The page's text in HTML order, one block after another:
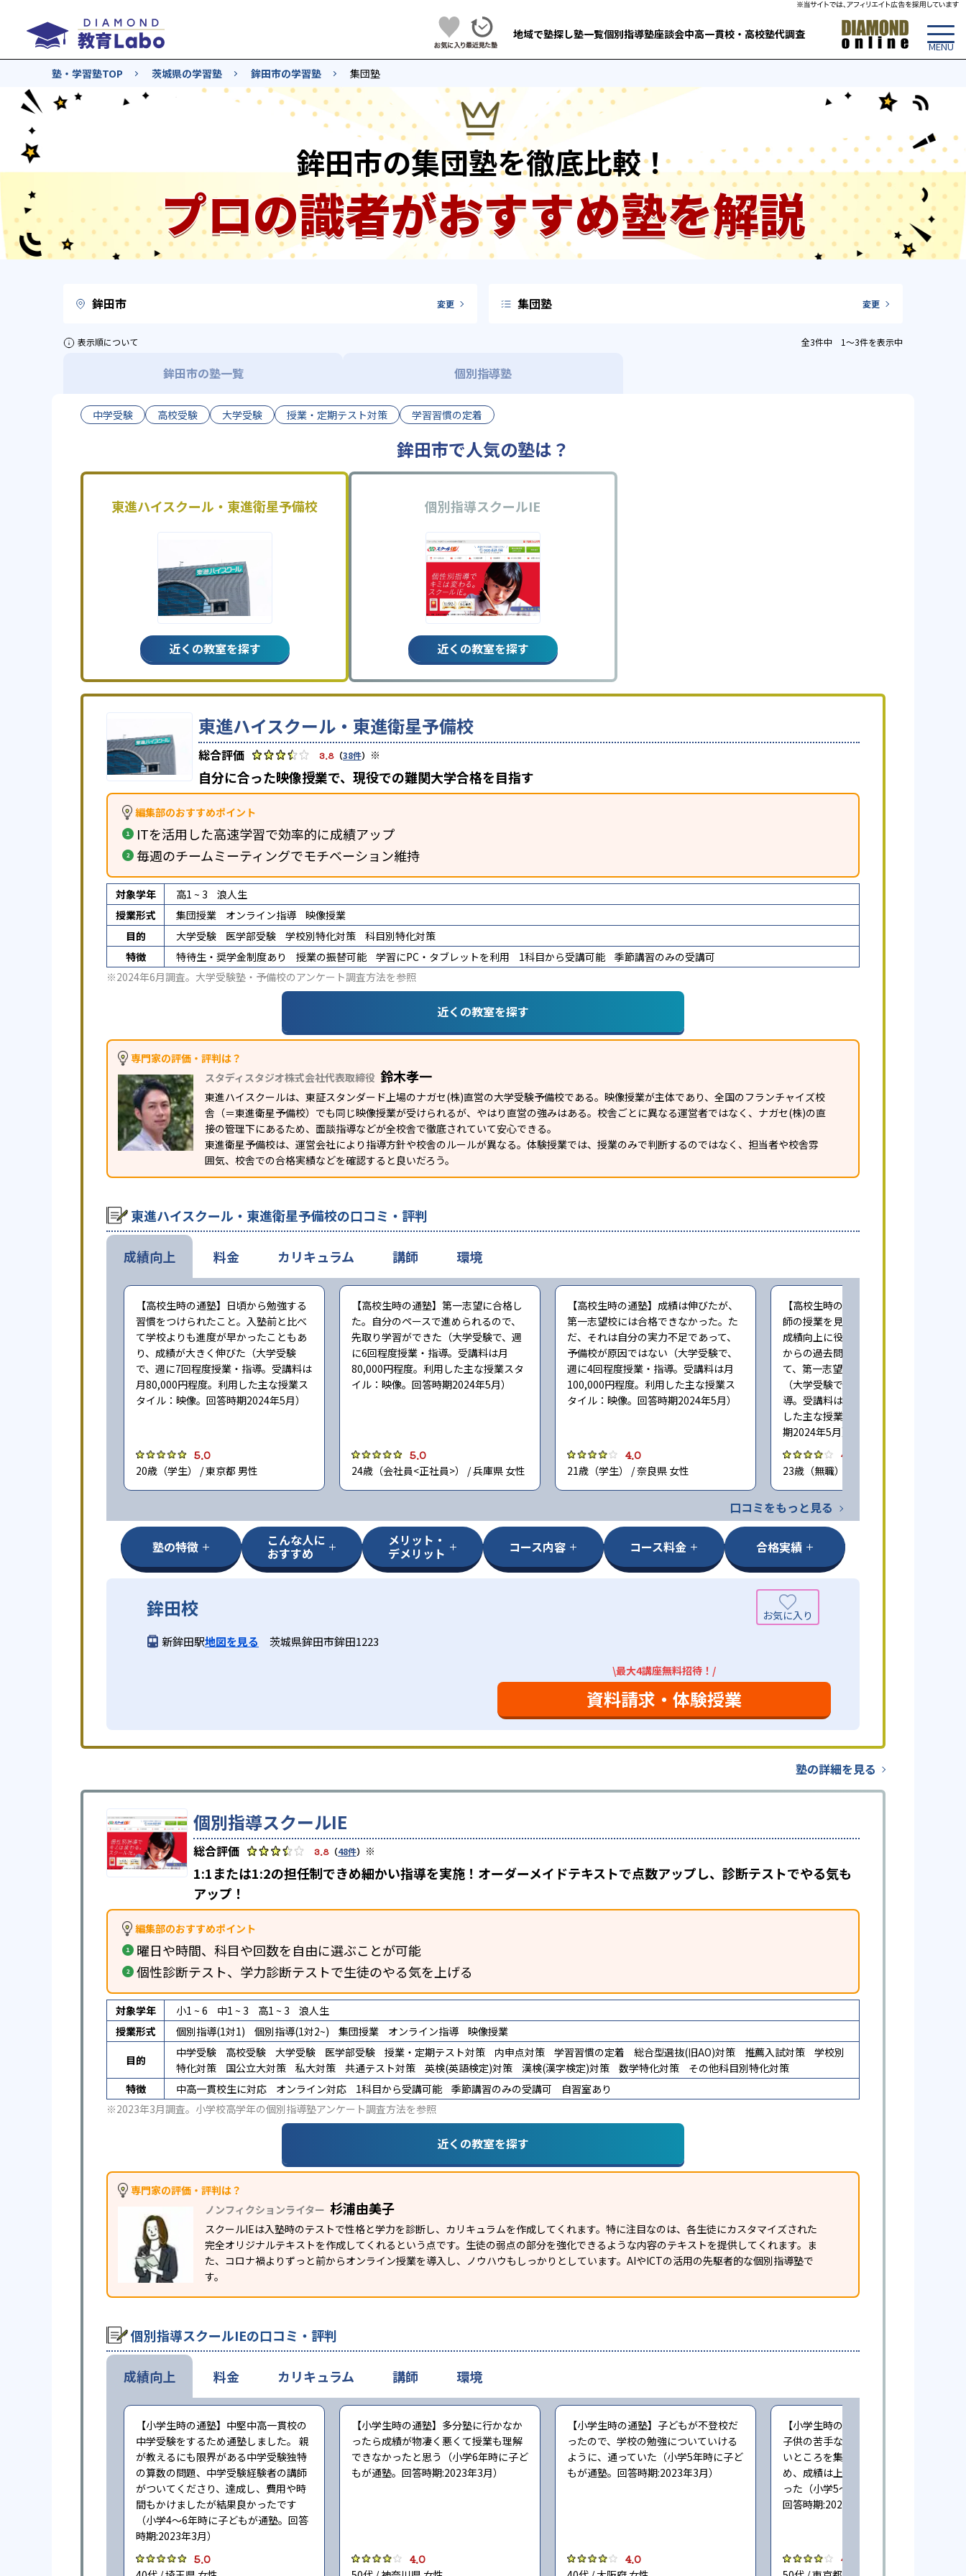
地域で塾探し塾一覧個別指導塾座談会中高一貫校・高校塾代調査
塾・学習塾TOP 茨城県の学習塾 鉾田市の学習塾 集団塾
鉾田市の集団塾を徹底比較！
プロの識者がおすすめ塾を解説
鉾田市 変更 集団塾 変更
表示順について 全3件中 1〜3件を表示中
鉾田市の塾一覧 個別指導塾
中学受験 高校受験 大学受験 授業・定期テスト対策 学習習慣の定着
鉾田市で人気の塾は？
東進ハイスクール・東進衛星予備校
近くの教室を探す
個別指導スクールIE
近くの教室を探す
東進ハイスクール・東進衛星予備校
3.8 （38件） ※
自分に合った映像授業で、現役での難関大学合格を目指す
編集部のおすすめポイント
ITを活用した高速学習で効率的に成績アップ
毎週のチームミーティングでモチベーション維持
対象学年 高1 ~ 3
浪人生
授業形式
集団授業 オンライン指導
映像授業
目的
大学受験 医学部受験 学校別特化対策
科目別特化対策
特徴
特待生・奨学金制度あり 授業の振替可能 学習にPC・タブレットを利用 1科目から受講可能
季節講習のみの受講可
※2024年6月調査。 大学受験塾・予備校のアンケート調査方法を参照
近くの教室を探す
専門家の評価・評判は？
スタディスタジオ株式会社代表取締役 鈴木孝一
東進ハイスクールは、東証スタンダード上場のナガセ(株)直営の大学受験予備校である。映像授業が主体であり、全国のフランチャイズ校
舎（＝東進衛星予備校）でも同じ映像授業が受けられるが、やはり直営の強みはある。校舎ごとに異なる運営者ではなく、ナガセ(株)の直
接の管理下にあるため、面談指導などが全校舎で徹底されていて安心できる。
東進衛星予備校は、運営会社により指導方針や校舎のルールが異なる。体験授業では、授業のみで判断するのではなく、担当者や校舎雰
囲気、校舎での合格実績などを確認すると良いだろう。
東進ハイスクール・東進衛星予備校の口コミ・評判
成績向上
【高校生時の通塾】日頃から勉強する
習慣をつけられたこと。入塾前と比べ
て学校よりも進度が早かったこともあ
り、成績が大きく伸びた（大学受験
で、週に7回程度授業・指導。受講料は
月80,000円程度。利用した主な授業ス
タイル：映像。回答時期2024年5月）
5.0
20歳（学生） / 東京都 男性
【高校生時の通塾】第一志望に合格し
た。自分のペースで進められるので、
先取り学習ができた（大学受験で、週
に6回程度授業・指導。受講料は月
80,000円程度。利用した主な授業スタ
イル：映像。回答時期2024年5月）
5.0
24歳（会社員<正社員>） / 兵庫県 女性
【高校生時の通塾】成績は伸びたが、
第一志望校には合格できなかった。た
だ、それは自分の実力不足であって、
予備校が原因ではない（大学受験で、
週に4回程度授業・指導。受講料は月
100,000円程度。利用した主な授業ス
タイル：映像。回答時期2024年5月）
4.0
21歳（学生） / 奈良県 女性
【高校生時の通塾】映像授業で一流講
師の授業を見続けることができた点は
成績向上に役立った。また、早い時期
からの過去問演習による指導も相まっ
て、第一志望に合格することができた
（大学受験で、週に5回程度授業・指
導。受講料は月100,000円程度。利用
した主な授業スタイル：映像。回答時
期2024年5月）
4.0
23歳（無職） / 神奈川県 男性
口コミをもっと見る
料金 カリキュラム 講師 環境
塾の特徴 こんな人に
おすすめ
メリット・
デメリット コース内容 コース料金 合格実績
鉾田校
新鉾田駅地図を見る 茨城県鉾田市鉾田1223
\最大4講座無料招待！/
資料請求・体験授業
塾の詳細を見る
個別指導スクールIE
3.8（48件） ※
1:1または1:2の担任制できめ細かい指導を実施！オーダーメイドテキストで点数アップし、診断テストでやる気も
アップ！
編集部のおすすめポイント
曜日や時間、科目や回数を自由に選ぶことが可能
個性診断テスト、学力診断テストで生徒のやる気を上げる
対象学年 小1 ~ 6 中1 ~ 3 高1 ~ 3
浪人生
授業形式
個別指導(1対1) 個別指導(1対2~) 集団授業 オンライン指導
映像授業
目的
中学受験 高校受験 大学受験 医学部受験 授業・定期テスト対策 内申点対策 学習習慣の定着 総合型選抜(旧AO)対策 推薦入試対策
学校別
特化対策
国公立大対策 私大対策 共通テスト対策 英検(英語検定)対策 漢検(漢字検定)対策 数学特化対策
その他科目別特化対策
特徴
中高一貫校生に対応 オンライン対応 1科目から受講可能 季節講習のみの受講可
自習室あり
※2023年3月調査。 小学校高学年の個別指導塾アンケート調査方法を参照
近くの教室を探す
専門家の評価・評判は？
ノンフィクションライター 杉浦由美子
スクールIEは入塾時のテストで性格と学力を診断し、カリキュラムを作成してくれます。特に注目なのは、各生徒にカスタマイズされた
完全オリジナルテキストを作成してくれるという点です。生徒の弱点の部分を強化できるような内容のテキストを提供してくれます。ま
た、コロナ禍よりずっと前からオンライン授業を導入し、ノウハウもしっかりとしています。AIやICTの活用の先駆者的な個別指導塾で
す。
個別指導スクールIEの口コミ・評判
成績向上
【小学生時の通塾】中堅中高一貫校の
中学受験をするため通塾しました。 親
が教えるにも限界がある中学受験独特
の算数の問題、中学受験経験者の講師
がついてくださり、達成し、費用や時
間もかけましたが結果良かったです
（小学4〜6年時に子どもが通塾。回答
時期:2023年3月）
5.0
【小学生時の通塾】多分塾に行かなか
ったら成績が物凄く悪くて授業も理解
できなかったと思う（小学6年時に子ど
もが通塾。回答時期:2023年3月）
4.0
【小学生時の通塾】子どもが不登校だ
ったので、学校の勉強についていける
ように、通っていた（小学5年時に子ど
もが通塾。回答時期:2023年3月）
4.0
【小学生時の通塾】個別指導なので、
子供の苦手なところ、理解できていな
いところを集中して教えてもらえたた
め、成績は上がったが料金はやや高か
った（小学5〜6年時に子どもが通塾。
回答時期:2023年3月）
4.0
料金 カリキュラム 講師 環境